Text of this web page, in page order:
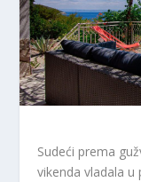
Sudeći prema
vikenda vladala